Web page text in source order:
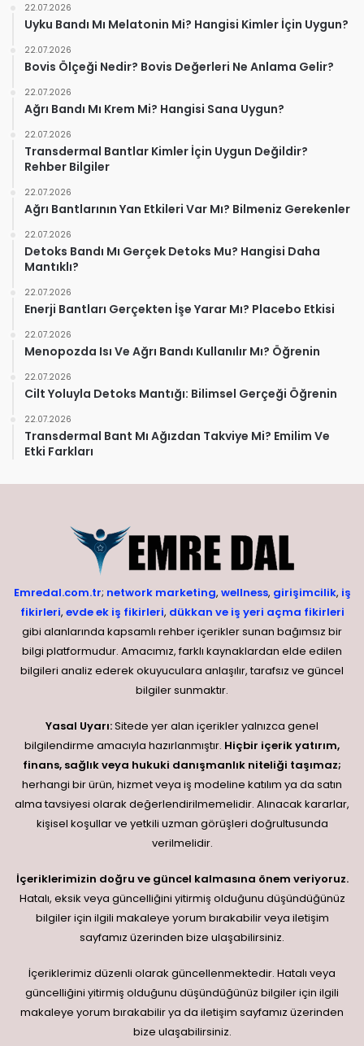
22.07.2026
Uyku Bandı Mı Melatonin Mi? Hangisi Kimler İçin Uygun?
22.07.2026
Bovis Ölçeği Nedir? Bovis Değerleri Ne Anlama Gelir?
22.07.2026
Ağrı Bandı Mı Krem Mi? Hangisi Sana Uygun?
22.07.2026
Transdermal Bantlar Kimler İçin Uygun Değildir?
Rehber Bilgiler
22.07.2026
Ağrı Bantlarının Yan Etkileri Var Mı? Bilmeniz Gerekenler
22.07.2026
Detoks Bandı Mı Gerçek Detoks Mu? Hangisi Daha
Mantıklı?
22.07.2026
Enerji Bantları Gerçekten İşe Yarar Mı? Placebo Etkisi
22.07.2026
Menopozda Isı Ve Ağrı Bandı Kullanılır Mı? Öğrenin
22.07.2026
Cilt Yoluyla Detoks Mantığı: Bilimsel Gerçeği Öğrenin
22.07.2026
Transdermal Bant Mı Ağızdan Takviye Mi? Emilim Ve
Etki Farkları
Emredal.com.tr; network marketing, wellness, girişimcilik, iş
fikirleri, evde ek iş fikirleri, dükkan ve iş yeri açma fikirleri
gibi alanlarında kapsamlı rehber içerikler sunan bağımsız bir
bilgi platformudur. Amacımız, farklı kaynaklardan elde edilen
bilgileri analiz ederek okuyuculara anlaşılır, tarafsız ve güncel
bilgiler sunmaktır.
Yasal Uyarı:Sitede yer alan içerikler yalnızca genel
bilgilendirme amacıyla hazırlanmıştır. Hiçbir içerik yatırım,
finans, sağlık veya hukuki danışmanlık niteliği taşımaz;
herhangi bir ürün, hizmet veya iş modeline katılım ya da satın
alma tavsiyesi olarak değerlendirilmemelidir. Alınacak kararlar,
kişisel koşullar ve yetkili uzman görüşleri doğrultusunda
verilmelidir.
İçeriklerimizin doğru ve güncel kalmasına önem veriyoruz.
Hatalı, eksik veya güncelliğini yitirmiş olduğunu düşündüğünüz
bilgiler için ilgili makaleye yorum bırakabilir veya iletişim
sayfamız üzerinden bize ulaşabilirsiniz.
İçeriklerimiz düzenli olarak güncellenmektedir. Hatalı veya
güncelliğini yitirmiş olduğunu düşündüğünüz bilgiler için ilgili
makaleye yorum bırakabilir ya da iletişim sayfamız üzerinden
bize ulaşabilirsiniz.